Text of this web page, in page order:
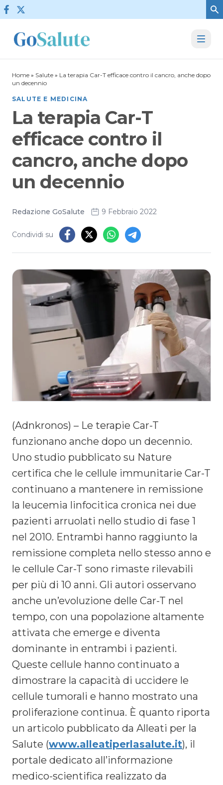
Vai al contenuto
Home » Salute » La terapia Car-T efficace contro il cancro, anche dopo
un decennio
SALUTE E MEDICINA
La terapia Car-T
efficace contro il
cancro, anche dopo
un decennio
Redazione GoSalute 9 Febbraio 2022
Condividi su
(Adnkronos) – Le terapie Car-T
funzionano anche dopo un decennio.
Uno studio pubblicato su Nature
certifica che le cellule immunitarie Car-T
continuano a mantenere in remissione
la leucemia linfocitica cronica nei due
pazienti arruolati nello studio di fase 1
nel 2010. Entrambi hanno raggiunto la
remissione completa nello stesso anno e
le cellule Car-T sono rimaste rilevabili
per più di 10 anni. Gli autori osservano
anche un’evoluzione delle Car-T nel
tempo, con una popolazione altamente
attivata che emerge e diventa
dominante in entrambi i pazienti.
Queste cellule hanno continuato a
dimostrare la capacità di uccidere le
cellule tumorali e hanno mostrato una
proliferazione continua. È quanto riporta
un articolo pubblicato da Alleati per la
Salute (www.alleatiperlasalute.it), il
portale dedicato all’informazione
medico-scientifica realizzato da